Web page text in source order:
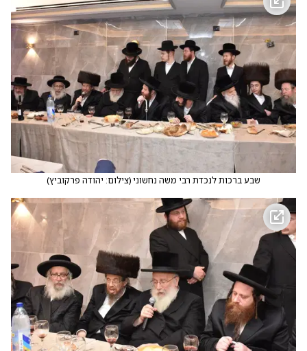
שבע ברכות לנכדת רבי משה נחשוני(צילום: יהודה פרקוביץ)